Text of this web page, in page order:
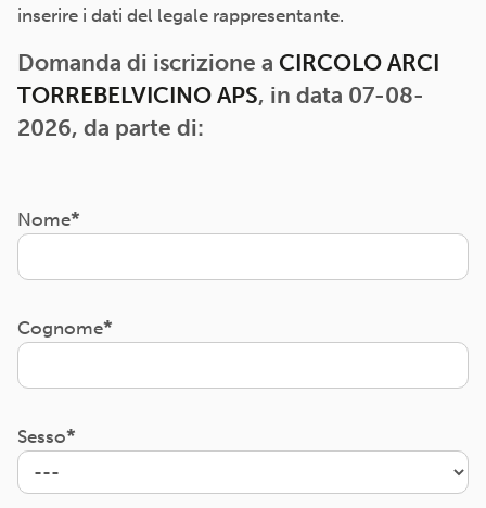
inserire i dati del legale rappresentante.
Domanda di iscrizione a CIRCOLO ARCI
TORREBELVICINO APS, in data 07-08-
2026, da parte di:
Nome
Cognome
Sesso